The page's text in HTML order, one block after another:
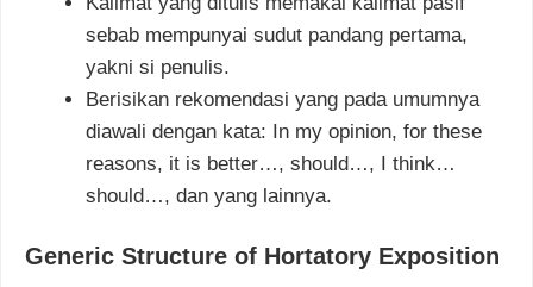
sebab mempunyai sudut pandang pertama,
yakni si penulis.
Berisikan rekomendasi yang pada umumnya
diawali dengan kata: In my opinion, for these
reasons, it is better…, should…, I think…
should…, dan yang lainnya.
Generic Structure of Hortatory Exposition